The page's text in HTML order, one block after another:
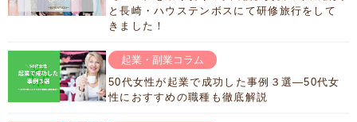
と長崎・ハウステンボスにて研修旅行をして
きました！
起業・副業コラム
50代女性が起業で成功した事例３選―50代女
性におすすめの職種も徹底解説